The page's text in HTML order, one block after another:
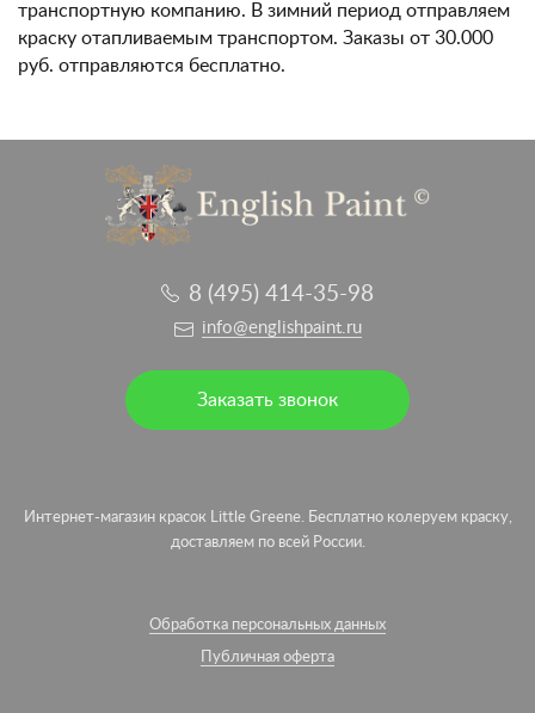
транспортную компанию. В зимний период отправляем
краску отапливаемым транспортом. Заказы от 30.000
руб. отправляются бесплатно.
8 (495) 414-35-98
info@englishpaint.ru
Заказать звонок
Интернет-магазин красок Little Greene. Бесплатно колеруем краску,
доставляем по всей России.
Обработка персональных данных
Публичная оферта